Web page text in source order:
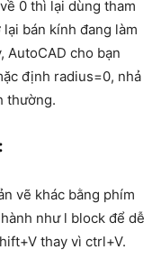
0 thì lại dùng tham
bán kính đang làm
AutoCAD cho bạn
định radius=0, nhả
thường.
vẽ khác bằng phím
như l block để dễ
thay vì ctrl+V.